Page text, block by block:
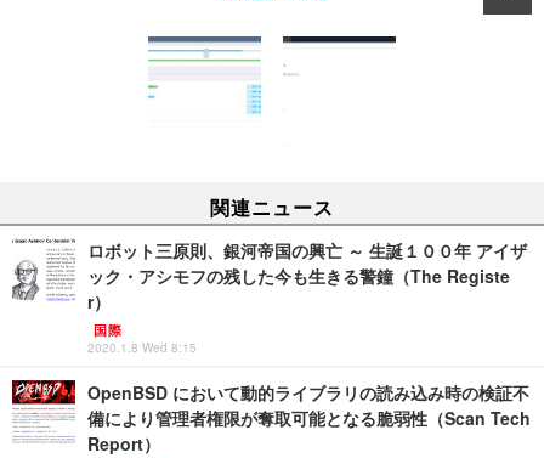
関連ニュース
ロボット三原則、銀河帝国の興亡 ～ 生誕１００年 アイザ
ック・アシモフの残した今も生きる警鐘（The Registe
r）
国際
2020.1.8 Wed 8:15
OpenBSD において動的ライブラリの読み込み時の検証不
備により管理者権限が奪取可能となる脆弱性（Scan Tech
Report）